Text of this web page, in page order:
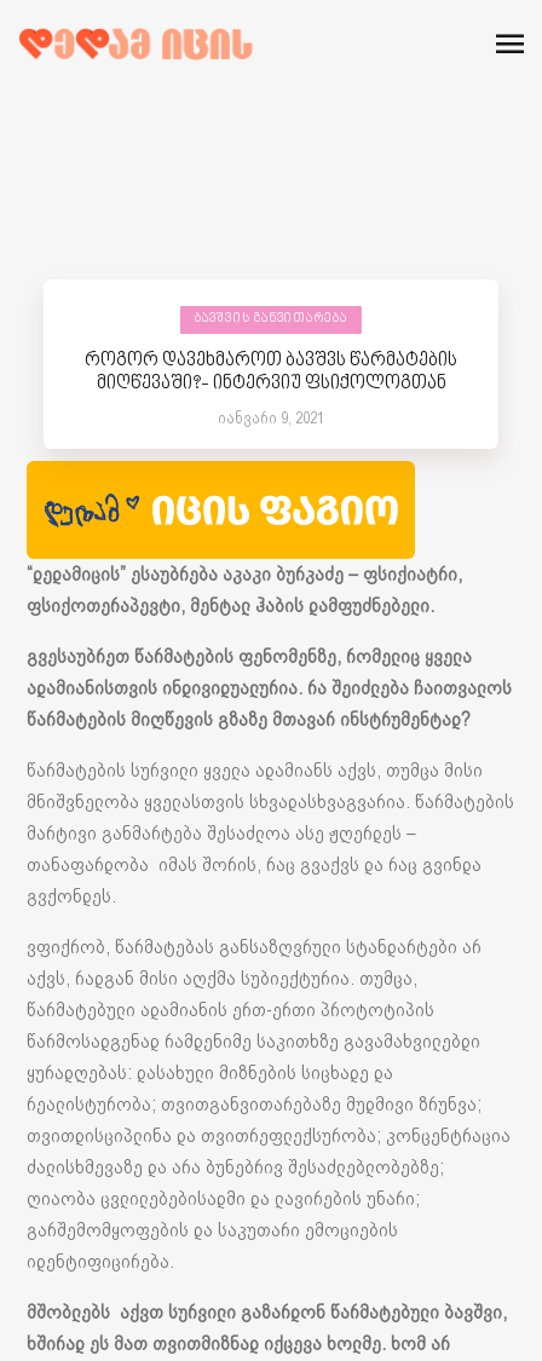
ᲑᲐᲕᲨᲕᲘᲡ ᲒᲐᲜᲕᲘᲗᲐᲠᲔᲑᲐ
როგორ დავეხმაროთ ბავშვს წარმატების
მიღწევაში?- ინტერვიუ ფსიქოლოგთან
იანვარი 9, 2021
“დედამიცის” ესაუბრება აკაკი ბურკაძე – ფსიქიატრი,
ფსიქოთერაპევტი, მენტალ ჰაბის დამფუძნებელი.
გვესაუბრეთ წარმატების ფენომენზე, რომელიც ყველა
ადამიანისთვის ინდივიდუალურია. რა შეიძლება ჩაითვალოს
წარმატების მიღწევის გზაზე მთავარ ინსტრუმენტად?
წარმატების სურვილი ყველა ადამიანს აქვს, თუმცა მისი
მნიშვნელობა ყველასთვის სხვადასხვაგვარია. წარმატების
მარტივი განმარტება შესაძლოა ასე ჟღერდეს –
თანაფარდობა იმას შორის, რაც გვაქვს და რაც გვინდა
გვქონდეს.
ვფიქრობ, წარმატებას განსაზღვრული სტანდარტები არ
აქვს, რადგან მისი აღქმა სუბიექტურია. თუმცა,
წარმატებული ადამიანის ერთ-ერთი პროტოტიპის
წარმოსადგენად რამდენიმე საკითხზე გავამახვილებდი
ყურადღებას: დასახული მიზნების სიცხადე და
რეალისტურობა; თვითგანვითარებაზე მუდმივი ზრუნვა;
თვითდისციპლინა და თვითრეფლექსურობა; კონცენტრაცია
ძალისხმევაზე და არა ბუნებრივ შესაძლებლობებზე;
ღიაობა ცვლილებებისადმი და ლავირების უნარი;
გარშემომყოფების და საკუთარი ემოციების
იდენტიფიცირება.
მშობლებს აქვთ სურვილი გაზარდონ წარმატებული ბავშვი,
ხშირად ეს მათ თვითმიზნად იქცევა ხოლმე. ხომ არ